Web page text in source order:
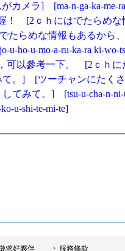
メラ] [ma-n-ga-ka-me-
！ [2ｃｈにはでたらめな
たらめな情報もあるから
u-ho-u-mo-a-ru-ka-ra ki-wo-
可以參考一下。 [2ｃｈに
て。] [ツーチャンにたく
てみて。] [tsu-u-cha-n-ni-
u-shi-te-mi-te]
求好夥伴 服務條款